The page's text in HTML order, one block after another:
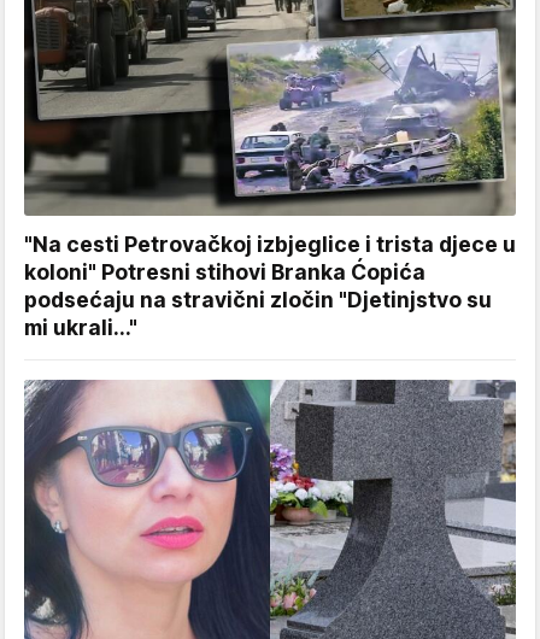
"Na cesti Petrovačkoj izbjeglice i trista djece u
koloni" Potresni stihovi Branka Ćopića
podsećaju na stravični zločin "Djetinjstvo su
mi ukrali..."